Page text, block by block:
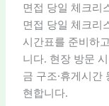
면접 당일 체크리
면접 당일 체크리
시간표를 준비하
니다. 현장 방문
금 구조·휴게시간
현합니다.